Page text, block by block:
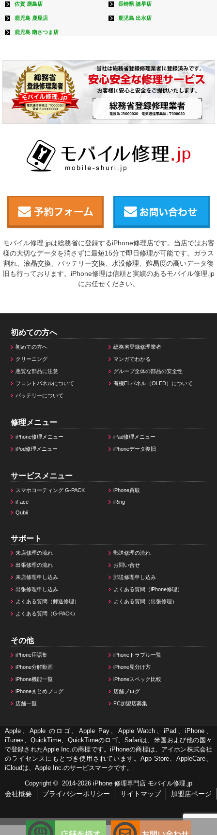
佐賀 鹿島店 長崎県 諫早店
鹿児島 鹿屋店 鹿児島 出水店
鹿児島 南さつま店
モバイル修理.jpは総務省に登録するiPhone修理店です。当店ではお客
様の大切なデータを消さずに最短15分で即日修理が可能です。ガラス
割れ、液晶交換、バッテリー交換、水没修理、難易度の高いデータ復
旧も行っております。iPhone修理は信頼と実績のあるモバイル修理.jp
にお任せください。
初めての方へ
初めての方へ 総務省登録修理業者
クリーニング マンガでわかる
悪質な部品に注意 グループ全体の部品の安全性
フロントパネルについて 有機ELパネル（OLED）について
バッテリーについて
修理メニュー
iPhone修理メニュー iPad修理メニュー
iPod修理メニュー iPhoneデータ復旧
サービスメニュー
スマホコーティング G-PACK
iPhone買取
iFace
iRing
Qubii
サポート
来店修理の流れ 郵送修理の流れ
出張修理の流れ お問い合せ
来店修理申し込み 郵送修理申し込み
出張修理申し込み よくある質問（iPhone修理）
よくある質問（郵送修理） よくある質問（出張修理）
よくある質問（G-PACK）
その他
iPhone用語集 iPhoneトラブル一覧
iPhone分解動画 iPhone見分け方
iPhone機能一覧 iPhoneスペック比較
iPhoneまとめブログ 店舗ブログ
店舗一覧 FC加盟店募集
Apple、Apple のロゴ、Apple Pay、Apple Watch、iPad、iPhone、
iTunes、QuickTime、QuickTimeのロゴ、Safariは、米国および他の国々
で登録されたApple Inc.の商標です。iPhoneの商標は、アイホン株式会社
のライセンスにもとづき使用されています。App Store、AppleCare、
iCloudは、Apple Inc.のサービスマークです。
Copyright © 2014-2026 iPhone 修理専門店 モバイル修理.jp
会社概要 プライバシーポリシー サイトマップ 加盟店ページ